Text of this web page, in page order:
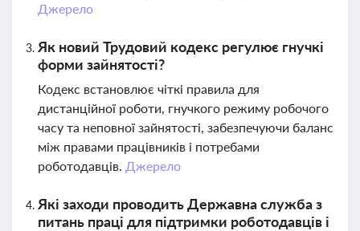
Джерело
Як новий Трудовий кодекс регулює гнучкі
форми зайнятості?
Кодекс встановлює чіткі правила для
дистанційної роботи, гнучкого режиму робочого
часу та неповної зайнятості, забезпечуючи баланс
між правами працівників і потребами
роботодавців. Джерело
Які заходи проводить Державна служба з
питань праці для підтримки роботодавців і